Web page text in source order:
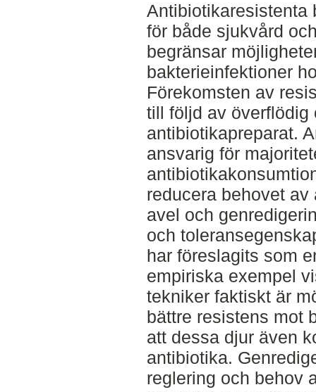
Antibiotikaresistenta
för både sjukvård
begränsar
bakterieinfektioner
Förekomsten av
till följd av överflödig
antibiotikapreparat.
ansvarig för
reducera behovet
avel och
och
har föreslagits som
empiriska exempel
tekniker faktiskt är
bättre resistens mot
att dessa djur även
antibiotika.
reglering och behov